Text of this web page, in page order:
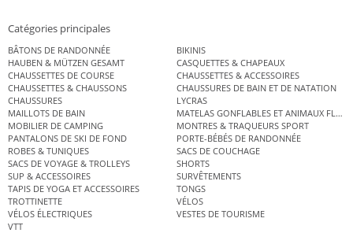
Catégories principales
BÂTONS DE RANDONNÉE
BIKINIS
HAUBEN & MÜTZEN GESAMT
CASQUETTES & CHAPEAUX
CHAUSSETTES DE COURSE
CHAUSSETTES & ACCESSOIRES
CHAUSSETTES & CHAUSSONS
CHAUSSURES DE BAIN ET DE NATATION
CHAUSSURES
LYCRAS
MAILLOTS DE BAIN
MATELAS GONFLABLES ET ANIMAUX
MOBILIER DE CAMPING
MONTRES & TRAQUEURS SPORT
PANTALONS DE SKI DE FOND
PORTE-BÉBÉS DE RANDONNÉE
ROBES & TUNIQUES
SACS DE COUCHAGE
SACS DE VOYAGE & TROLLEYS
SHORTS
SUP & ACCESSOIRES
SURVÊTEMENTS
TAPIS DE YOGA ET ACCESSOIRES
TONGS
TROTTINETTE
VÉLOS
VÉLOS ÉLECTRIQUES
VESTES DE TOURISME
VTT